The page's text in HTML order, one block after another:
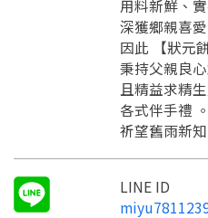
用料新鮮、
深獲鄉親喜
因此 【狀元
秉持父親良
且精益求精
各式伴手禮 。
祈望舊雨新
LINE ID